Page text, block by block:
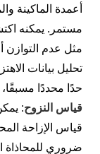
أعمدة الماكينة
مستمر. يمكنه
مثل عدم التوازن
تحليل بيانات
حدًا محددًا
قياس النزوح
قياس الإزاحة
ضروري للمحاذاة